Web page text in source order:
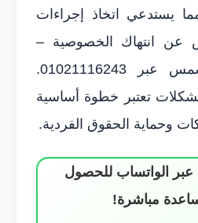
يستدعي اتخاذ إجراءات
عن انتهاك الخصوصية –
المحامي محمود شمس عبر 01021116243.
تعتبر خطوة أساسية
وحماية الحقوق الفردية.
عبر الواتساب للحصول
مباشرة!